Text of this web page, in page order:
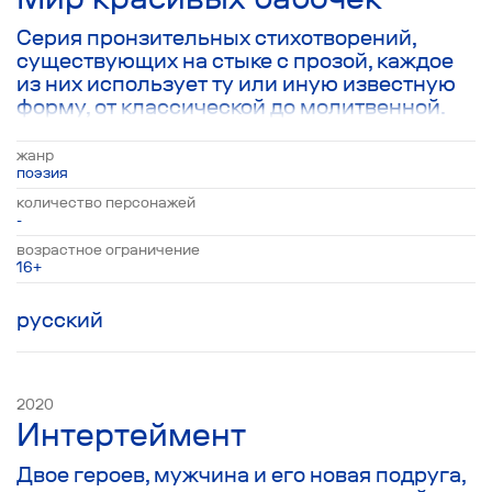
Серия пронзительных стихотворений,
существующих на стыке с прозой, каждое
из них использует ту или иную известную
форму, от классической до молитвенной.
автор становятся темы спасения души,
обретения своего истинного пути, умения
быть в контакте с близкими людьми,
религиозном сознании и
экзистенциальном страхе перед
неизбежным. Однако, несмотря на
сложность стихотворных форм и
затрагиваемых в них тем, все
стихотворения отличает особое чувство
ритма и способность попасть в самый
жанр
поэзия
количество персонажей
-
возрастное ограничение
16+
русский
Интертеймент
2020
Двое героев, мужчина и его новая подруга,